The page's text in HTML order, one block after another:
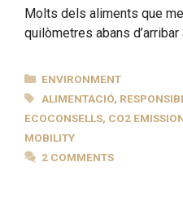
Molts dels aliments que
quilòmetres abans
CATEGORIES
ENVIRONMENT
TAGS
ALIMENTACIÓ,
ECOCONSELLS, CO2
MOBILITY
2 COMMENTS